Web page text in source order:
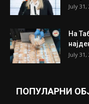
July 31,
На
July 31,
ПОПУЛАРНИ